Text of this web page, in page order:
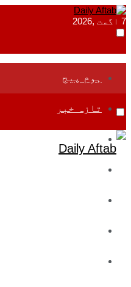
7 اگست ,2026
ہوم پیج
تازہ خبر